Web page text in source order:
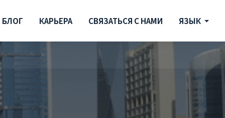
БЛОГ КАРЬЕРА СВЯЗАТЬСЯ С НАМИ ЯЗЫК